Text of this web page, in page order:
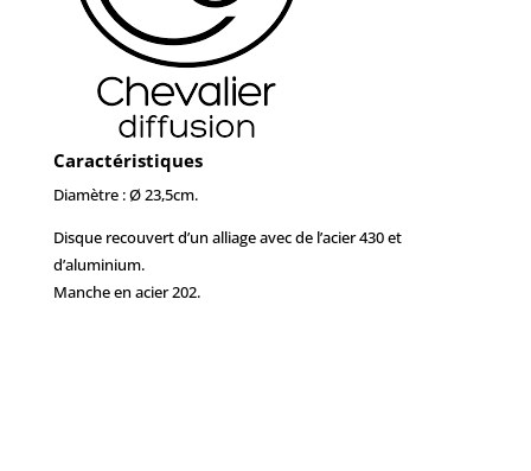
Caractéristiques
Diamètre : Ø 23,5cm.
Disque recouvert d’un alliage avec de l’acier 430 et
d’aluminium.
Manche en acier 202.